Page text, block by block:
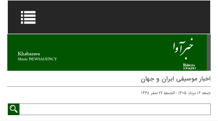
اخبار موسیقی ایران و جهان
جمعه ۱۶ مرداد ۱۴۰۵ - الجمعة ۲۲ صفر ۱۴۴۸